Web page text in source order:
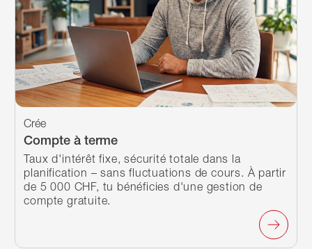
Compte à terme
Crée
Taux d'intérêt fixe, sécurité totale dans la
planification – sans fluctuations de cours. À partir
de 5 000 CHF, tu bénéficies d'une gestion de
compte gratuite.